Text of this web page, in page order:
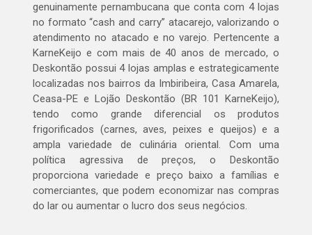
genuinamente pernambucana que conta com 4 lojas
no formato “cash and carry” atacarejo, valorizando o
atendimento no atacado e no varejo. Pertencente a
KarneKeijo e com mais de 40 anos de mercado, o
Deskontão possui 4 lojas amplas e estrategicamente
localizadas nos bairros da Imbiribeira, Casa Amarela,
Ceasa-PE e Lojão Deskontão (BR 101 KarneKeijo),
tendo como grande diferencial os produtos
frigorificados (carnes, aves, peixes e queijos) e a
ampla variedade de culinária oriental. Com uma
política agressiva de preços, o Deskontão
proporciona variedade e preço baixo a famílias e
comerciantes, que podem economizar nas compras
do lar ou aumentar o lucro dos seus negócios.